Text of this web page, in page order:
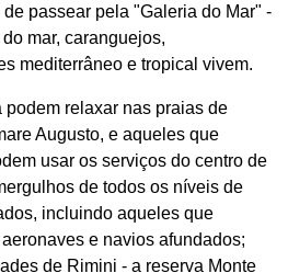
passear pela "Galeria do Mar" -
mar, caranguejos,
mediterrâneo e tropical vivem.
podem relaxar nas praias de
Augusto, e aqueles que
usar os serviços do centro de
de todos os níveis de
incluindo aqueles que
e navios afundados;
de Rimini - a reserva Monte